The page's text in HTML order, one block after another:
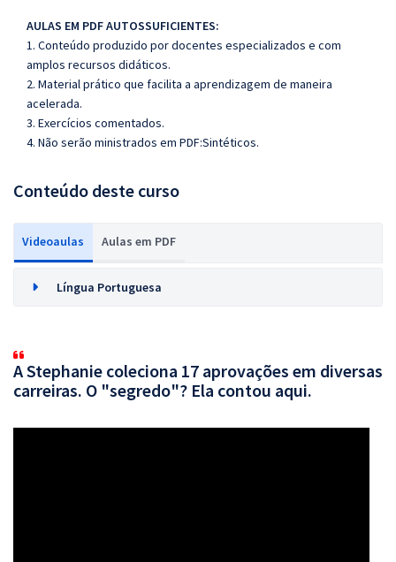
AULAS EM PDF AUTOSSUFICIENTES:
1. Conteúdo produzido por docentes especializados e com
amplos recursos didáticos.
2. Material prático que facilita a aprendizagem de maneira
acelerada.
3. Exercícios comentados.
4. Não serão ministrados em PDF:Sintéticos.
Conteúdo deste curso
Videoaulas Aulas em PDF
Língua Portuguesa
A Stephanie coleciona 17 aprovações em diversas
carreiras. O "segredo"? Ela contou aqui.